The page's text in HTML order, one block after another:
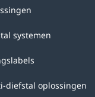
systemen
diefstal oplossingen